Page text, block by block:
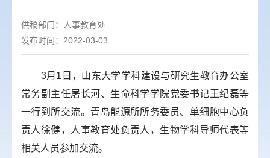
供稿部门：
人事教育处
发布时间：2022-03-03
3月1日，山东大学学科建设与研究生教育办公室
常务副主任屠长河、生命科学学院党委书记王纪磊等
一行到所交流。青岛能源所所务委员、单细胞中心负
责人徐健，人事教育处负责人，生物学科导师代表等
相关人员参加交流。